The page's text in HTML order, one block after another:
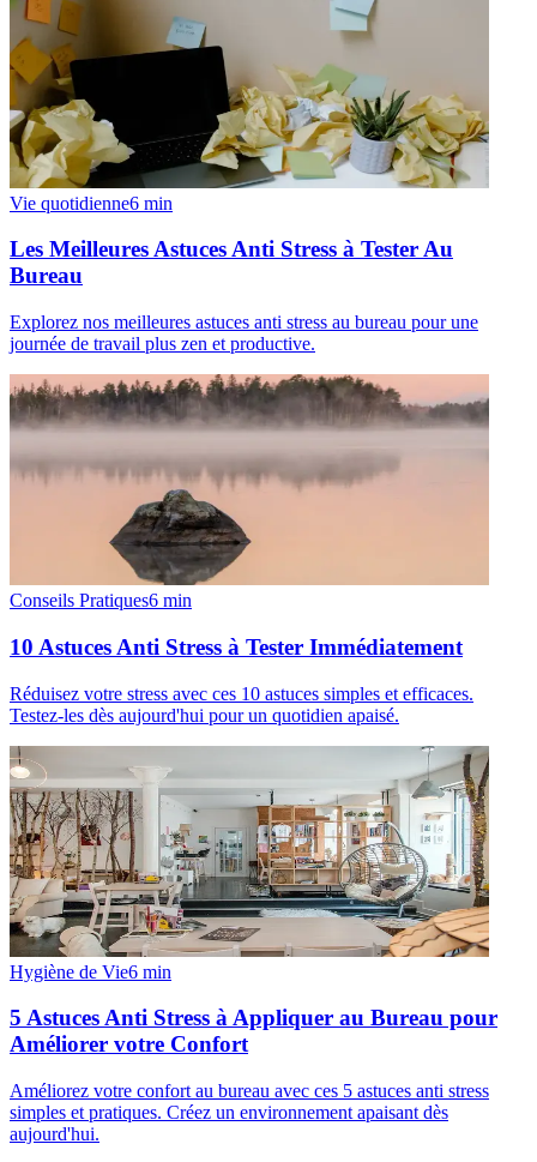
Vie quotidienne6 min
Les Meilleures Astuces Anti Stress à Tester Au
Bureau
Explorez nos meilleures astuces anti stress au bureau pour une
journée de travail plus zen et productive.
Conseils Pratiques6 min
10 Astuces Anti Stress à Tester Immédiatement
Réduisez votre stress avec ces 10 astuces simples et efficaces.
Testez-les dès aujourd'hui pour un quotidien apaisé.
Hygiène de Vie6 min
5 Astuces Anti Stress à Appliquer au Bureau pour
Améliorer votre Confort
Améliorez votre confort au bureau avec ces 5 astuces anti stress
simples et pratiques. Créez un environnement apaisant dès
aujourd'hui.